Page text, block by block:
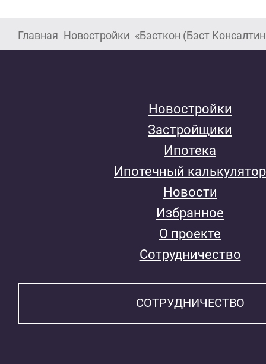
Главная Новостройки «Бэсткон (Бэст
Новостройки
Застройщики
Ипотека
Ипотечный калькулятор
Новости
Избранное
О проекте
Сотрудничество
СОТРУДНИЧЕСТВО